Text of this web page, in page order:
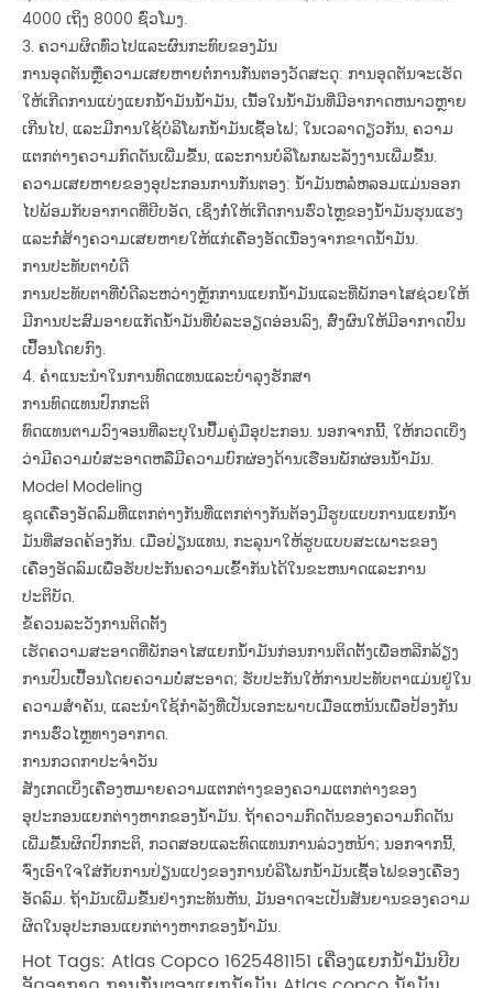
4000 ເຖິງ 8000 ຊົ່ວໂມງ.
3. ຄວາມຜິດທົ່ວໄປແລະຜົນກະທົບຂອງມັນ
ການອຸດຕັນຫຼືຄວາມເສຍຫາຍຕໍ່ການກັ່ນຕອງວັດສະດຸ: ການອຸດຕັນຈະເຮັດ
ໃຫ້ເກີດການແບ່ງແຍກນ້ໍາມັນນ້ໍາມັນ, ເນື້ອໃນນ້ໍາມັນທີ່ມີອາກາດຫນາວຫຼາຍ
ເກີນໄປ, ແລະມີການໃຊ້ບໍລິໂພກນໍ້າມັນເຊື້ອໄຟ; ໃນເວລາດຽວກັນ, ຄວາມ
ແຕກຕ່າງຄວາມກົດດັນເພີ່ມຂື້ນ, ແລະການບໍລິໂພກພະລັງງານເພີ່ມຂື້ນ.
ຄວາມເສຍຫາຍຂອງອຸປະກອນການກັ່ນຕອງ: ນ້ໍາມັນຫລໍ່ຫລອມແມ່ນອອກ
ໄປພ້ອມກັບອາກາດທີ່ບີບອັດ, ເຊິ່ງກໍ່ໃຫ້ເກີດການຮົ່ວໄຫຼຂອງນ້ໍາມັນຮຸນແຮງ
ແລະກໍ່ສ້າງຄວາມເສຍຫາຍໃຫ້ແກ່ເຄື່ອງອັດເນື່ອງຈາກຂາດນ້ໍາມັນ.
ການປະທັບຕາບໍ່ດີ
ການປະທັບຕາທີ່ບໍ່ດີລະຫວ່າງຫຼັກການແຍກນ້ໍາມັນແລະທີ່ພັກອາໄສຊ່ວຍໃຫ້
ມີການປະສົມອາຍແກັດນ້ໍາມັນທີ່ບໍ່ລະອຽດອ່ອນລົງ, ສົ່ງຜົນໃຫ້ມີອາກາດປົນ
ເປື້ອນໂດຍກົງ.
4. ຄໍາແນະນໍາໃນການທົດແທນແລະບໍາລຸງຮັກສາ
ການທົດແທນປົກກະຕິ
ທົດແທນຕາມວົງຈອນທີ່ລະບຸໃນປື້ມຄູ່ມືອຸປະກອນ. ນອກຈາກນີ້, ໃຫ້ກວດເບິ່ງ
ວ່າມີຄວາມບໍ່ສະອາດຫລືມີຄວາມບົກຜ່ອງດ້ານເຮືອນພັກຜ່ອນນ້ໍາມັນ.
Model Modeling
ຊຸດເຄື່ອງອັດລົມທີ່ແຕກຕ່າງກັນທີ່ແຕກຕ່າງກັນຕ້ອງມີຮູບແບບການແຍກນ້ໍາ
ມັນທີ່ສອດຄ້ອງກັນ. ເມື່ອປ່ຽນແທນ, ກະລຸນາໃຫ້ຮູບແບບສະເພາະຂອງ
ເຄື່ອງອັດລົມເພື່ອຮັບປະກັນຄວາມເຂົ້າກັນໄດ້ໃນຂະຫນາດແລະການ
ປະຕິບັດ.
ຂໍ້ຄວນລະວັງການຕິດຕັ້ງ
ເຮັດຄວາມສະອາດທີ່ພັກອາໄສແຍກນ້ໍາມັນກ່ອນການຕິດຕັ້ງເພື່ອຫລີກລ້ຽງ
ການປົນເປື້ອນໂດຍຄວາມບໍ່ສະອາດ; ຮັບປະກັນໃຫ້ການປະທັບຕາແມ່ນຢູ່ໃນ
ຄວາມສໍາຄັນ, ແລະນໍາໃຊ້ກໍາລັງທີ່ເປັນເອກະພາບເມື່ອແຫນ້ນເພື່ອປ້ອງກັນ
ການຮົ່ວໄຫຼທາງອາກາດ.
ການກວດກາປະຈໍາວັນ
ສັງເກດເບິ່ງເຄື່ອງຫມາຍຄວາມແຕກຕ່າງຂອງຄວາມແຕກຕ່າງຂອງ
ອຸປະກອນແຍກຕ່າງຫາກຂອງນ້ໍາມັນ. ຖ້າຄວາມກົດດັນຂອງຄວາມກົດດັນ
ເພີ່ມຂື້ນຜິດປົກກະຕິ, ກວດສອບແລະທົດແທນການລ່ວງຫນ້າ; ນອກຈາກນີ້,
ຈົ່ງເອົາໃຈໃສ່ກັບການປ່ຽນແປງຂອງການບໍລິໂພກນໍ້າມັນເຊື້ອໄຟຂອງເຄື່ອງ
ອັດລົມ. ຖ້າມັນເພີ່ມຂື້ນຢ່າງກະທັນຫັນ, ມັນອາດຈະເປັນສັນຍານຂອງຄວາມ
ຜິດໃນອຸປະກອນແຍກຕ່າງຫາກຂອງນ້ໍາມັນ.
Hot Tags: Atlas Copco 1625481151 ເຄື່ອງແຍກນ້ໍາມັນບີບ